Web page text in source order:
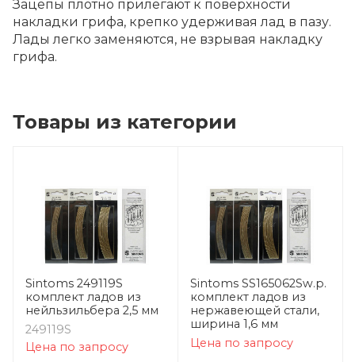
Зацепы плотно прилегают к поверхности
накладки грифа, крепко удерживая лад в пазу.
Лады легко заменяются, не взрывая накладку
грифа.
Товары из категории
Sintoms 249119S
комплект ладов из
нейльзильбера 2,5 мм
249119S
Цена по запросу
Sintoms SS165062Sw.p.
комплект ладов из
нержавеющей стали,
ширина 1,6 мм
Цена по запросу